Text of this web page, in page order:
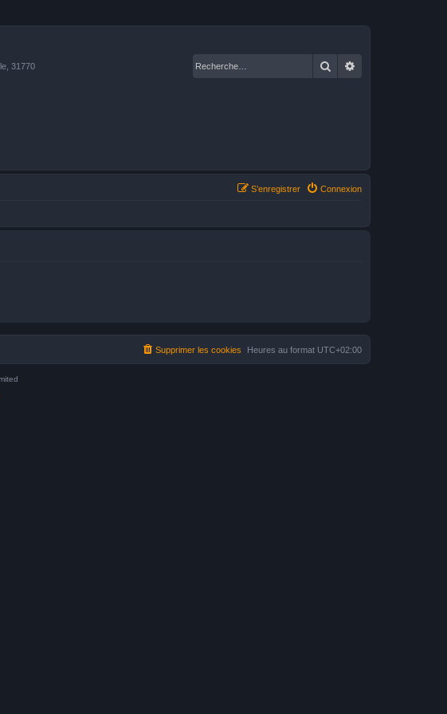
31770
Rechercher
Connexion
S’enregistrer
Heures au format UTC+02:00
Supprimer les cookies